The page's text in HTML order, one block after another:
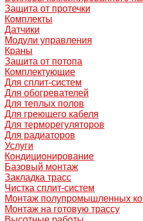
Защита от протечки
Комплекты
Датчики
Модули управления
Краны
Защита от потопа
Комплектующие
Для сплит-систем
Для обогревателей
Для теплых полов
Для греющего кабеля
Для терморегуляторов
Для радиаторов
Услуги
Кондиционирование
Базовый монтаж
Закладка трасс
Чистка сплит-систем
Монтаж полупромышленных
Монтаж на готовую трассу